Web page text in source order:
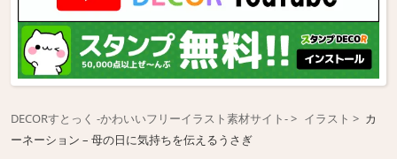
DECORすとっく -かわいいフリーイラスト素材サイト- イラスト
カ
ーネーション – 母の日に気持ちを伝えるうさぎ